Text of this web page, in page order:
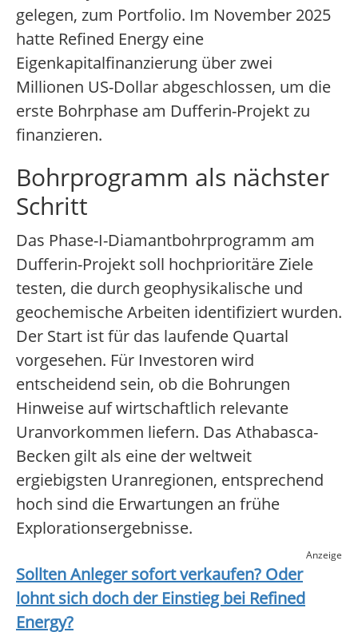
gelegen, zum Portfolio. Im November 2025
hatte Refined Energy eine
Eigenkapitalfinanzierung über zwei
Millionen US-Dollar abgeschlossen, um die
erste Bohrphase am Dufferin-Projekt zu
finanzieren.
Bohrprogramm als nächster
Schritt
Das Phase-I-Diamantbohrprogramm am
Dufferin-Projekt soll hochprioritäre Ziele
testen, die durch geophysikalische und
geochemische Arbeiten identifiziert wurden.
Der Start ist für das laufende Quartal
vorgesehen. Für Investoren wird
entscheidend sein, ob die Bohrungen
Hinweise auf wirtschaftlich relevante
Uranvorkommen liefern. Das Athabasca-
Becken gilt als eine der weltweit
ergiebigsten Uranregionen, entsprechend
hoch sind die Erwartungen an frühe
Explorationsergebnisse.
Anzeige
Sollten Anleger sofort verkaufen? Oder
lohnt sich doch der Einstieg bei Refined
Energy?